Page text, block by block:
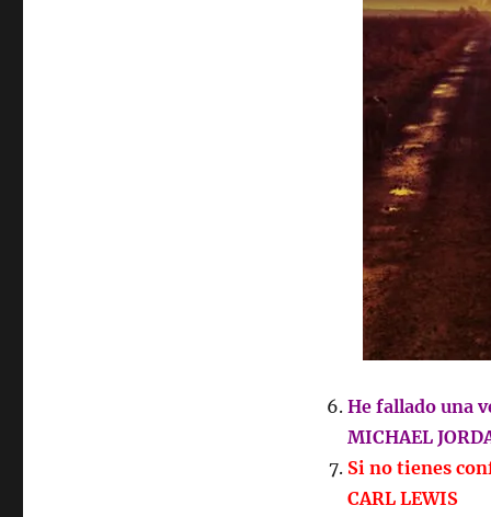
He fallado una
MICHAEL
Si no tienes
CARL LEWIS